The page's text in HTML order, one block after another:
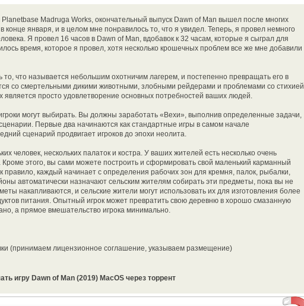
Madruga Works, окончательный выпуск Dawn of Man вышел после многих
января, и в целом мне понравилось то, что я увидел. Теперь, я провел немного
Я провел 16 часов в Dawn of Man, вдобавок к 32 часам, которые я сыграл для
время, которое я провел, хотя несколько крошечных проблем все же мне добавили
что называется небольшим охотничим лагерем, и постепенно превращать его в
со смертельными дикими животными, злобными рейдерами и проблемами со стихией.
просто удовлетворение основных потребностей ваших людей.
могут выбирать. Вы должны заработать «Вехи», выполнив определенные задачи,
Первые два начинаются как стандартные игры в самом начале
сценарий продвигает игроков до эпохи неолита.
человек, нескольких палаток и костра. У ваших жителей есть несколько очень
этого, вы сами можете построить и сформировать свой маленький карманный
правило, каждый начинает с определения рабочих зон для кремня, палок, рыбалки,
автоматически назначают сельским жителям собирать эти предметы, пока вы не
накапливаются, и сельские жители могут использовать их для изготовления более
питания. Опытный игрок может превратить свою деревню в хорошо смазанную
а прямое вмешательство игрока минимально.
(принимаем лицензионное соглашение, указываем размещение)
игру Dawn of Man (2019) MacOS через торрент